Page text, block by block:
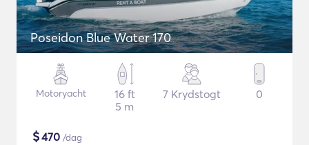
Poseidon Blue Water 170
Motoryacht
16 ft
5 m
7 Krydstogt 0
$470 /dag